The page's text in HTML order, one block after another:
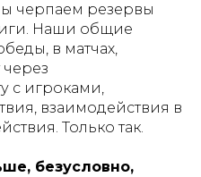
черпаем резервы
Наши общие
в матчах,
с игроками,
взаимодействия в
Только так.
безусловно,